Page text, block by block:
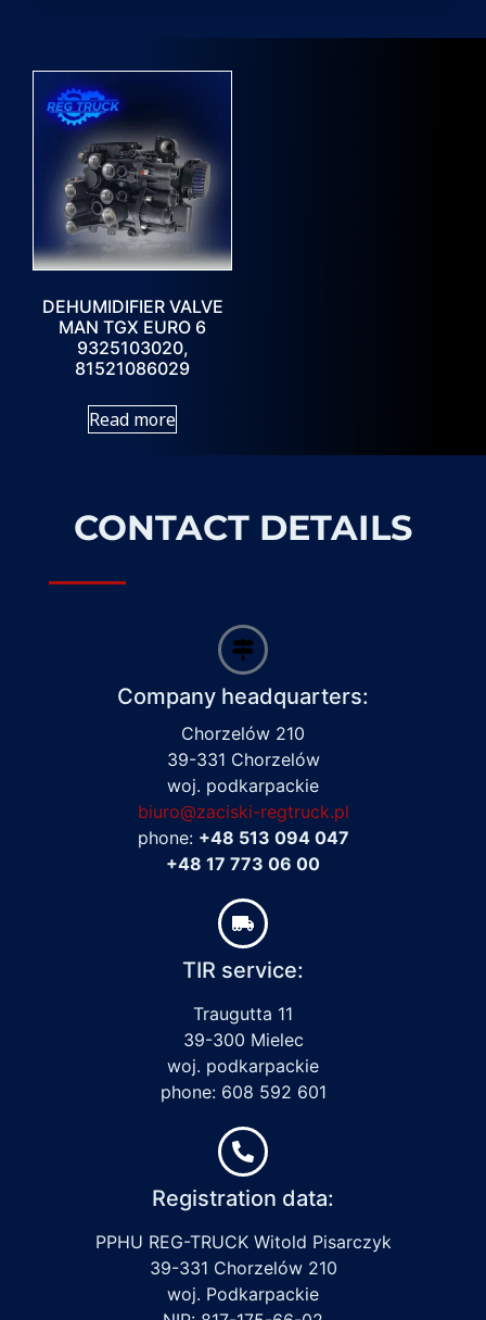
DEHUMIDIFIER VALVE
MAN TGX EURO 6
9325103020,
81521086029
Read more
CONTACT DETAILS
Company headquarters:
Chorzelów 210
39-331 Chorzelów
woj. podkarpackie
biuro@zaciski-regtruck.pl
phone: +48 513 094 047
+48 17 773 06 00
TIR service:
Traugutta 11
39-300 Mielec
woj. podkarpackie
phone: 608 592 601
Registration data:
PPHU REG-TRUCK Witold Pisarczyk
39-331 Chorzelów 210
woj. Podkarpackie